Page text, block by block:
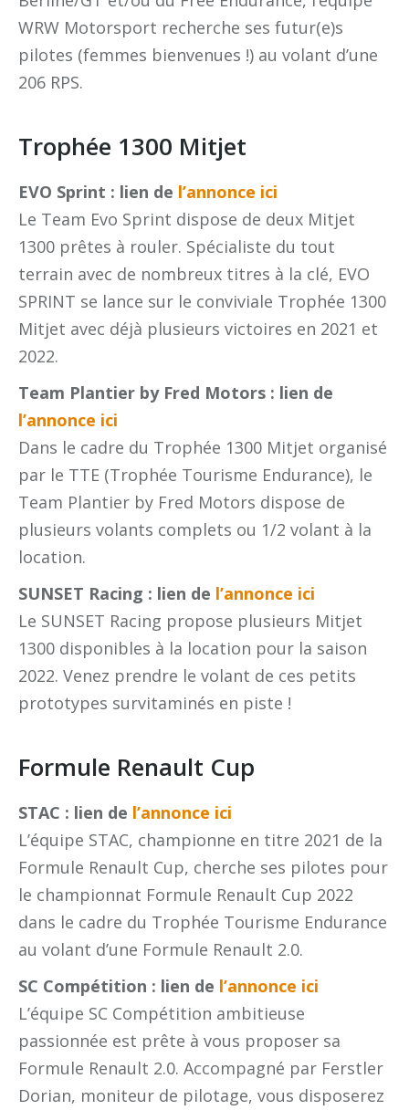
WRW Motorsport recherche ses futur(e)s
pilotes (femmes bienvenues !) au volant d’une
206 RPS.
Trophée 1300 Mitjet
EVO Sprint : lien de l’annonce ici
Le Team Evo Sprint dispose de deux Mitjet
1300 prêtes à rouler. Spécialiste du tout
terrain avec de nombreux titres à la clé, EVO
SPRINT se lance sur le conviviale Trophée 1300
Mitjet avec déjà plusieurs victoires en 2021 et
2022.
Team Plantier by Fred Motors : lien de
l’annonce ici
Dans le cadre du Trophée 1300 Mitjet organisé
par le TTE (Trophée Tourisme Endurance), le
Team Plantier by Fred Motors dispose de
plusieurs volants complets ou 1/2 volant à la
location.
SUNSET Racing : lien de l’annonce ici
Le SUNSET Racing propose plusieurs Mitjet
1300 disponibles à la location pour la saison
2022. Venez prendre le volant de ces petits
prototypes survitaminés en piste !
Formule Renault Cup
STAC : lien de l’annonce ici
L’équipe STAC, championne en titre 2021 de la
Formule Renault Cup, cherche ses pilotes pour
le championnat Formule Renault Cup 2022
dans le cadre du Trophée Tourisme Endurance
au volant d’une Formule Renault 2.0.
SC Compétition : lien de l’annonce ici
L’équipe SC Compétition ambitieuse
passionnée est prête à vous proposer sa
Formule Renault 2.0. Accompagné par Ferstler
Dorian, moniteur de pilotage, vous disposerez